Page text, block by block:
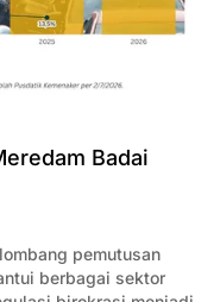
Badai
pemutusan
berbagai sektor